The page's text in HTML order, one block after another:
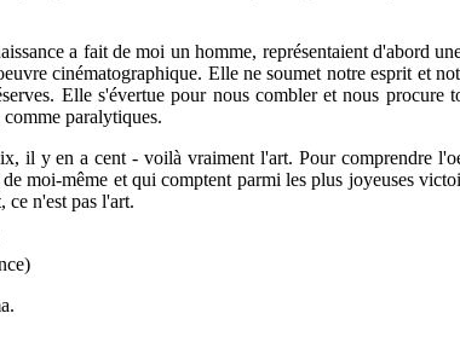
a fait de moi un homme, représentaient d'abord
cinématographique. Elle ne soumet notre esprit et
Elle s'évertue pour nous combler et nous procure
paralytiques.
il y en a cent - voilà vraiment l'art. Pour comprendre
moi-même et qui comptent parmi les plus joyeuses
ce n'est pas l'art.